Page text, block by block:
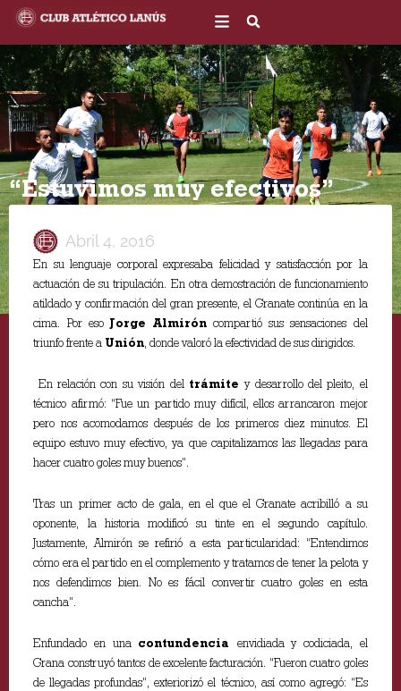
contenido
“Estuvimos muy efectivos”
Abril 4, 2016
En su lenguaje corporal expresaba felicidad y satisfacción por la
actuación de su tripulación. En otra demostración de funcionamiento
atildado y confirmación del gran presente, el Granate continúa en la
cima. Por eso Jorge Almirón compartió sus sensaciones del
triunfo frente a Unión, donde valoró la efectividad de sus dirigidos.
En relación con su visión del trámitey desarrollo del pleito, el
técnico afirmó: “Fue un partido muy difícil, ellos arrancaron mejor
pero nos acomodamos después de los primeros diez minutos. El
equipo estuvo muy efectivo, ya que capitalizamos las llegadas para
hacer cuatro goles muy buenos”.
Tras un primer acto de gala, en el que el Granate acribilló a su
oponente, la historia modificó su tinte en el segundo capítulo.
Justamente, Almirón se refirió a esta particularidad: “Entendimos
cómo era el partido en el complemento y tratamos de tener la pelota y
nos defendimos bien. No es fácil convertir cuatro goles en esta
cancha”.
Enfundado en una contundencia envidiada y codiciada, el
Grana construyó tantos de excelente facturación. “Fueron cuatro goles
de llegadas profundas”, exteriorizó el técnico, así como agregó: “Es